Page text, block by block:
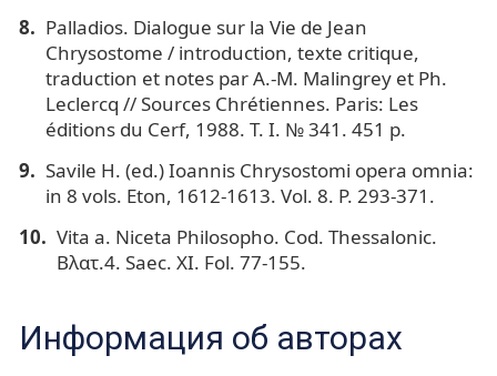
Palladios. Dialogue sur la Vie de Jean
Chrysostome / introduction, texte critique,
traduction et notes par A.-M. Malingrey et Ph.
Leclercq // Sources Chrétiennes. Paris: Les
éditions du Cerf, 1988. T. I. № 341. 451 p.
Savile H. (ed.) Ioannis Chrysostomi opera omnia:
in 8 vols. Eton, 1612-1613. Vol. 8. P. 293-371.
Vita a. Niceta Philosopho. Cod. Thessalonic.
Βλατ.4. Saec. XI. Fol. 77-155.
Информация об авторах